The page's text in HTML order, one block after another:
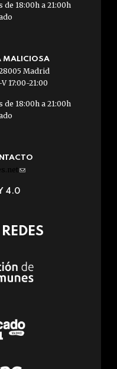
de 18:00h a 21:00h
MALICIOSA
Madrid
17:00-21:00
de 18:00h a 21:00h
(link
e-
4.0